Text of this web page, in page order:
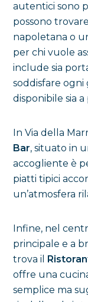
autentici sono
possono
napoletana o
per chi vuole
include sia
soddisfare ogni
disponibile sia
In Via della
Bar, situato in
accogliente è
piatti tipici
un’atmosfera
Infine, nel
principale e a
trova il
offre una
semplice ma